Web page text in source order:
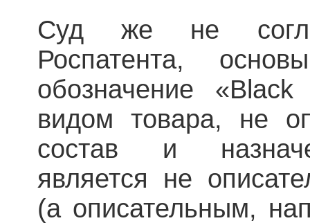
Суд же не
Роспатента,
обозначение
видом товара, не
состав и
является не
(а описательным,